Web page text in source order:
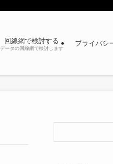
回線網で検討する
データの回線網で検討します
プライバシ